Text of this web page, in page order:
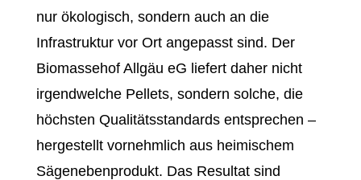
nur ökologisch, sondern auch an die
Infrastruktur vor Ort angepasst sind. Der
Biomassehof Allgäu eG liefert daher nicht
irgendwelche Pellets, sondern solche, die
höchsten Qualitätsstandards entsprechen –
hergestellt vornehmlich aus heimischem
Sägenebenprodukt. Das Resultat sind